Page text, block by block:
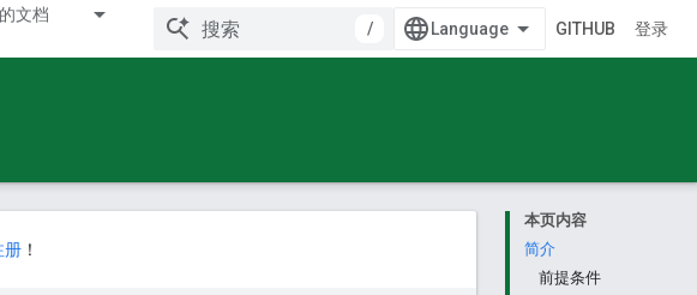
文档
/ GITHUB 登录
本页内容
简介
前提条件
册 ！